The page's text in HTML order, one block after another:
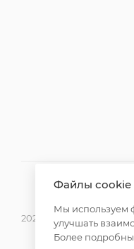
2026 ©Monte Rosso -
Файлы cookie
Мы используем
улучшать
Более